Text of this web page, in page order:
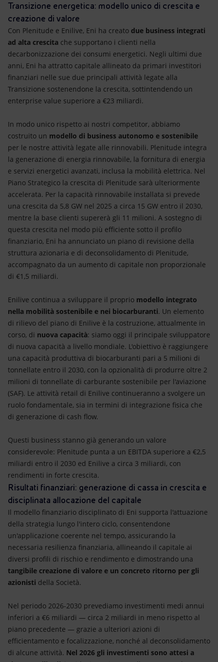
Transizione energetica: modello unico di crescita e
creazione di valore
Con Plenitude e Enilive, Eni ha creato due business integrati
ad alta crescita che supportano i clienti nella
decarbonizzazione dei consumi energetici. Negli ultimi due
anni, Eni ha attratto capitale allineato da primari investitori
finanziari nelle sue due principali attività legate alla
Transizione sostenendone la crescita, sottintendendo un
enterprise value superiore a €23 miliardi.
In modo unico rispetto ai nostri competitor, abbiamo
costruito un modello di business autonomo e sostenibile
per le nostre attività legate alle rinnovabili. Plenitude integra
la generazione di energia rinnovabile, la fornitura di energia
e servizi energetici avanzati, inclusa la mobilità elettrica. Nel
Piano Strategico la crescita di Plenitude sarà ulteriormente
accelerata. Per la capacità rinnovabile installata si prevede
una crescita da 5,8 GW nel 2025 a circa 15 GW entro il 2030,
mentre la base clienti supererà gli 11 milioni. A sostegno di
questa crescita nel modo più efficiente sotto il profilo
finanziario, Eni ha annunciato un piano di revisione della
struttura azionaria e di deconsolidamento di Plenitude,
accompagnato da un aumento di capitale non proporzionale
di €1,5 miliardi.
Enilive continua a sviluppare il proprio modello integrato
nella mobilità sostenibile e nei biocarburanti. Un elemento
di rilievo del piano di Enilive è la costruzione, attualmente in
corso, di nuova capacità: siamo oggi il principale sviluppatore
di nuova capacità a livello mondiale. L'obiettivo è raggiungere
una capacità produttiva di biocarburanti pari a 5 milioni di
tonnellate entro il 2030, con la opzionalità di produrre oltre 2
milioni di tonnellate di carburante sostenibile per l'aviazione
(SAF). Le attività retail di Enilive continueranno a svolgere un
ruolo fondamentale, sia in termini di integrazione fisica che
di generazione di cash flow.
Questi business stanno già generando un valore
considerevole: Plenitude punta a un EBITDA superiore a €2,5
miliardi entro il 2030 ed Enilive a circa 3 miliardi, con
rendimenti in forte crescita.
Risultati finanziari: generazione di cassa in crescita e
disciplinata allocazione del capitale
Il modello finanziario disciplinato di Eni supporta l'attuazione
della strategia lungo l'intero ciclo, consentendone
un'applicazione coerente nel tempo, assicurando la
necessaria resilienza finanziaria, allineando il capitale ai
diversi profili di rischio e rendimento e dimostrando una
tangibile creazione di valore e un concreto ritorno per gli
azionisti della Società.
Nel periodo 2026-2030 prevediamo investimenti medi annui
inferiori a €6 miliardi — circa 2 miliardi in meno rispetto al
piano precedente — grazie a ulteriori azioni di
efficientamento e focalizzazione, nonché al deconsolidamento
di alcune attività. Nel 2026 gli investimenti sono attesi a